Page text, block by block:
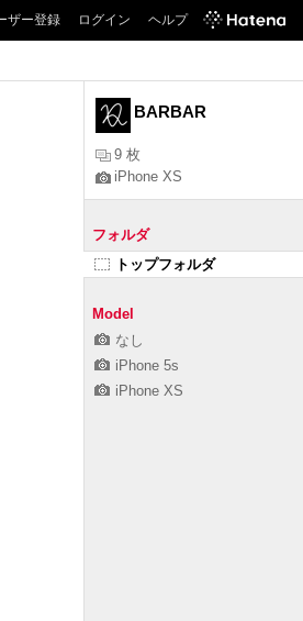
ザー登録 ログイン ヘルプ
BARBAR
9 枚
iPhone XS
フォルダ
トップフォルダ
Model
なし
iPhone 5s
iPhone XS